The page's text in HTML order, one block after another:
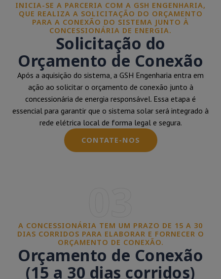
INICIA-SE A PARCERIA COM A GSH ENGENHARIA,
QUE REALIZA A SOLICITAÇÃO DO ORÇAMENTO
PARA A CONEXÃO DO SISTEMA JUNTO À
CONCESSIONÁRIA DE ENERGIA.
Solicitação do
Orçamento de Conexão
Após a aquisição do sistema, a GSH Engenharia entra em
ação ao solicitar o orçamento de conexão junto à
concessionária de energia responsável. Essa etapa é
essencial para garantir que o sistema solar será integrado à
rede elétrica local de forma legal e segura.
CONTATE-NOS
A CONCESSIONÁRIA TEM UM PRAZO DE 15 A 30
DIAS CORRIDOS PARA ELABORAR E FORNECER O
ORÇAMENTO DE CONEXÃO.
Orçamento de Conexão
(15 a 30 dias corridos)